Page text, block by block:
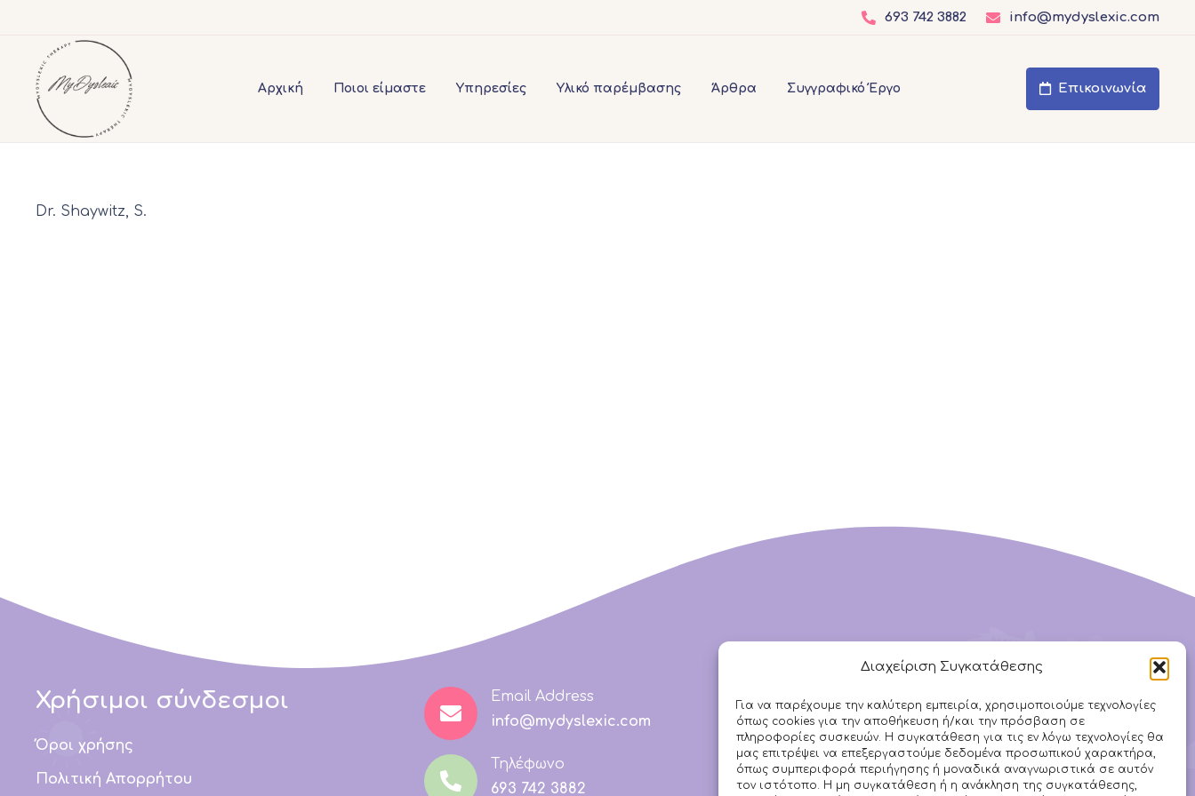
Διαχείριση Συγκατάθεσης
Για να παρέχουμε την καλύτερη εμπειρία, χρησιμοποιούμε τεχνολογίες
όπως cookies για την αποθήκευση ή/και την πρόσβαση σε
πληροφορίες συσκευών. Η συγκατάθεση για τις εν λόγω τεχνολογίες θα
μας επιτρέψει να επεξεργαστούμε δεδομένα προσωπικού χαρακτήρα,
όπως συμπεριφορά περιήγησης ή μοναδικά αναγνωριστικά σε αυτόν
τον ιστότοπο. Η μη συγκατάθεση ή η ανάκληση της συγκατάθεσης,
693 742 3882 info@mydyslexic.com
Αρχική Ποιοι είμαστε Υπηρεσίες Υλικό παρέμβασης Άρθρα Συγγραφικό Έργο Επικοινωνία
Dr. Shaywitz, S.
Χρήσιμοι σύνδεσμοι
Όροι χρήσης
Πολιτική Απορρήτου
Email Address
info@mydyslexic.com
Τηλέφωνο
693 742 3882
Ακολουθήστε μας στα
Social